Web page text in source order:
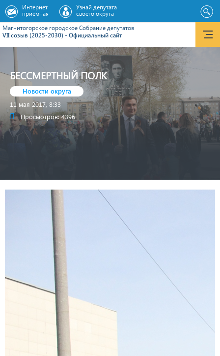
Магнитогорское городское Cобрание депутатов
VII созыв (2025-2030) - Официальный сайт
Интернет
приёмная
Узнай депутата
своего округа
БЕССМЕРТНЫЙ ПОЛК
Новости округа
11 мая 2017, 8:33
Просмотров: 4396